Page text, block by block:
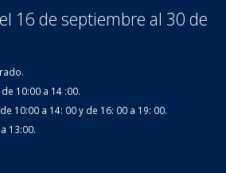
16 de septiembre al 30 de
10:00 a 14 :00.
10:00 a 14: 00 y de 16: 00 a 19: 00.
13:00.